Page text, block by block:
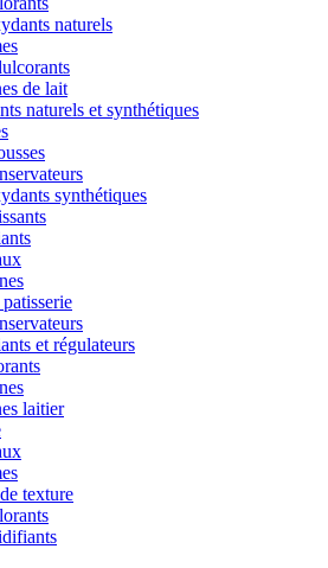
naturels
de lait
naturels et synthétiques
synthétiques
et régulateurs
laitier
texture